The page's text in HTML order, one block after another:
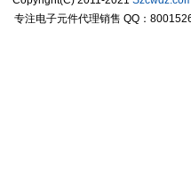
专注电子元件代理销售 QQ：